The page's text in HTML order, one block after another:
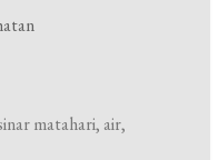
matahari, air,